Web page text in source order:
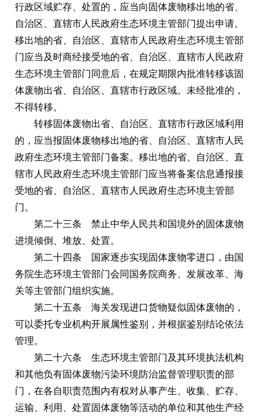
行政区域贮存、处置的，应当向固体废物移出地的省、
自治区、直辖市人民政府生态环境主管部门提出申请。
移出地的省、自治区、直辖市人民政府生态环境主管部
门应当及时商经接受地的省、自治区、直辖市人民政府
生态环境主管部门同意后，在规定期限内批准转移该固
体废物出省、自治区、直辖市行政区域。未经批准的，
不得转移。
转移固体废物出省、自治区、直辖市行政区域利用
的，应当报固体废物移出地的省、自治区、直辖市人民
政府生态环境主管部门备案。移出地的省、自治区、直
辖市人民政府生态环境主管部门应当将备案信息通报接
受地的省、自治区、直辖市人民政府生态环境主管部
门。
第二十三条 禁止中华人民共和国境外的固体废物
进境倾倒、堆放、处置。
第二十四条 国家逐步实现固体废物零进口，由国
务院生态环境主管部门会同国务院商务、发展改革、海
关等主管部门组织实施。
第二十五条 海关发现进口货物疑似固体废物的，
可以委托专业机构开展属性鉴别，并根据鉴别结论依法
管理。
第二十六条 生态环境主管部门及其环境执法机构
和其他负有固体废物污染环境防治监督管理职责的部
门，在各自职责范围内有权对从事产生、收集、贮存、
运输、利用、处置固体废物等活动的单位和其他生产经